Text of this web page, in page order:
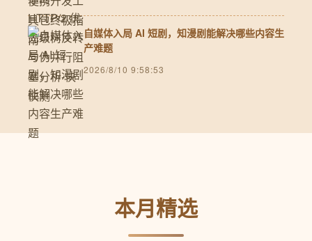
自媒体入局 AI 短剧，知漫剧能解决哪些内容生
产难题
2026/8/10 9:58:53
本月精选